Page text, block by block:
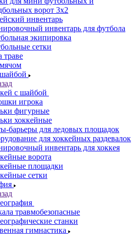
ворот 3х2
инвентарь
инвентарь для футбола
экипировка
сетки
траве
с шайбой
игрока
фигурные
хоккейные
барьеры для ледовых площадок
для хоккейных раздевалок
инвентарь для хоккея
ворота
площадки
сетки
травмобезопасные
станки
гимнастика